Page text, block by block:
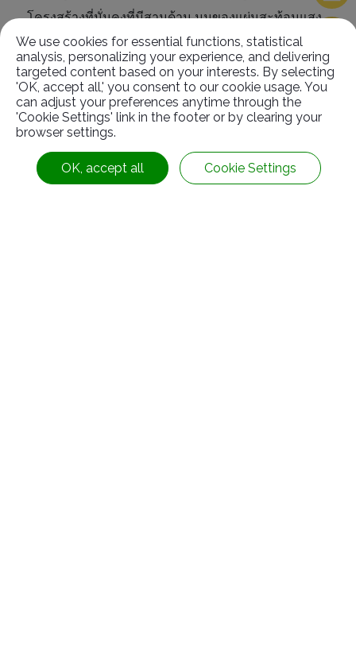
โครงสร้างที่มั่นคงที่มีสามด้าน มุมของแผ่นสะท้อนแสง
ริมถนนจะไม่เบี่ยงเบน ซึ่งทำให้ทำหน้าที่เป็น
เครื่องหมายสะท้อนแสงได้ดีขึ้นมาก ยิ่งไปกว่านั้น เครื่อง
มือกำหนดเส้นใหม่ยังสามารถแปลงร่างเป็นแผ่นสะท้อน
แสงแบบหลายเหลี่ยมมุมสำหรับความลาดชันต่างๆ ของ
ถนน เพื่อให้สามารถเตือนผู้ขับขี่เกี่ยวกับสถานการณ์บน
ท้องถนนได้ การออกแบบใหม่ยังช่วยประหยัดต้นทุนได้
We use cookies for essential functions, statistical
analysis, personalizing your experience, and delivering
targeted content based on your interests. By selecting
'OK, accept all,' you consent to our cookie usage. You
can adjust your preferences anytime through the
'Cookie Settings' link in the footer or by clearing your
browser settings.
OK, accept all Cookie Settings